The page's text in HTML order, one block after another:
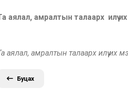
аялал, амралтын талаарх илүү
аялал, амралтын талаарх илүү их
Буцах